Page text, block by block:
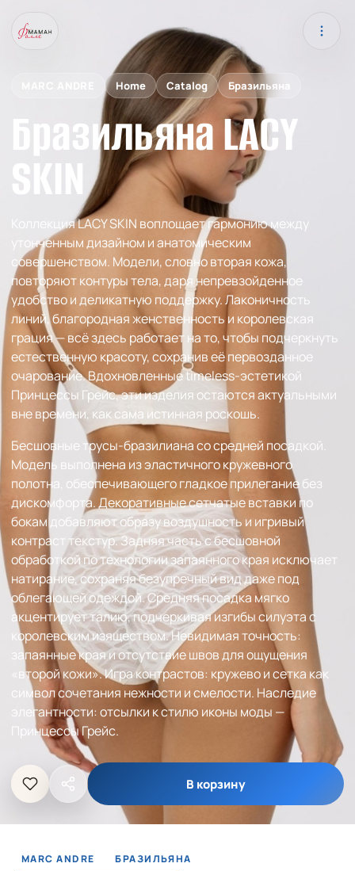
Home Catalog Бразильяна
Бразильяна LACY
SKIN
Коллекция LACY SKIN воплощает гармонию между
утонченным дизайном и анатомическим
совершенством. Модели, словно вторая кожа,
повторяют контуры тела, даря непревзойденное
удобство и деликатную поддержку. Лаконичность
линий, благородная женственность и королевская
грация — всё здесь работает на то, чтобы подчеркнуть
естественную красоту, сохранив её первозданное
очарование. Вдохновленные timeless-эстетикой
Принцессы Грейс, эти изделия остаются актуальными
вне времени, как сама истинная роскошь.
Бесшовные трусы-бразилиана со средней посадкой.
Модель выполнена из эластичного кружевного
полотна, обеспечивающего гладкое прилегание без
дискомфорта. Декоративные сетчатые вставки по
бокам добавляют образу воздушность и игривый
контраст текстур. Задняя часть с бесшовной
обработкой по технологии запаянного края исключает
натирание, сохраняя безупречный вид даже под
облегающей одеждой. Средняя посадка мягко
акцентирует талию, подчеркивая изгибы силуэта с
королевским изяществом. Невидимая точность:
запаянные края и отсутствие швов для ощущения
«второй кожи». Игра контрастов: кружево и сетка как
символ сочетания нежности и смелости. Наследие
элегантности: отсылки к стилю иконы моды —
Принцессы Грейс.
В корзину
MARC ANDRE
БРАЗИЛЬЯНА